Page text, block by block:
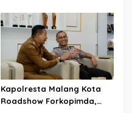
Kesejahteraan ASN
Kapolresta Malang Kota
Roadshow Forkopimda,